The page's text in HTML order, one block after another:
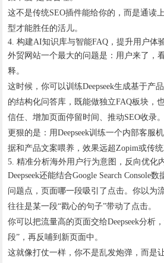
这不是传统SEO插件能给你的，而是通读
型才能胜任的活儿。
4. 构建AI知识库与智能FAQ，提升用户体
外贸网站一个最大的问题是：用户来了，
释。
这时候，你可以训练Deepseek生成基于产
的结构化问答库，既能做独立FAQ板块，
信任、增加页面停留时间、推动SEO收录。
更狠的是：用Deepseek训练一个内部客服
据和产品文案喂养，效果远超Zopim或传统
5. 精准分析海外用户行为意图，反向优化
Deepseek还能结合Google Search Console
问题点，页面哪一段吸引了点击。你以为
往往是某一段“戳心的句子”带动了点击。
你可以把流量高的页面交给Deepseek分析
段”，再反哺到新页面中。
这就像打仗一样，你不是乱发炮弹，而是